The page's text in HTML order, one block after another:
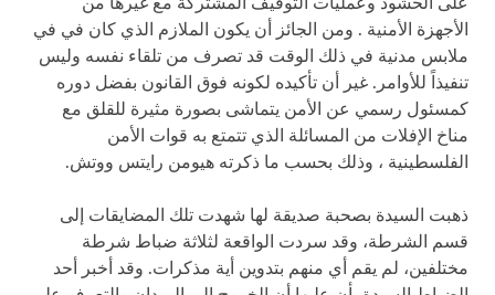
الأجهزة الأمنية . ومن الجائز أن يكون الملازم الذي كان في في
ملابس مدنية في ذلك الوقت قد تصرف من تلقاء نفسه وليس
تنفيذاً للأوامر. غير أن تأكيده لكونه فوق القانون بفضل دوره
كمسئول رسمي عن الأمن يتماشى بصورة مثيرة للقلق مع
مناخ الإفلات من المسائلة الذي تتمتع به قوات الأمن
الفلسطينية ، وذلك بحسب ما ذكرته هيومن رايتس ووتش.
ذهبت السيدة بصحبة صديقة لها شهدت تلك المضايقات إلى
قسم الشرطة، وقد سردت الواقعة لثلاثة ضباط شرطة
مختلفين، لم يقم أي منهم بتدوين أية مذكرات. وقد أخبر أحد